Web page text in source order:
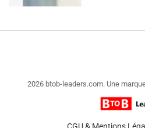
2026 btob-leaders.com. Une